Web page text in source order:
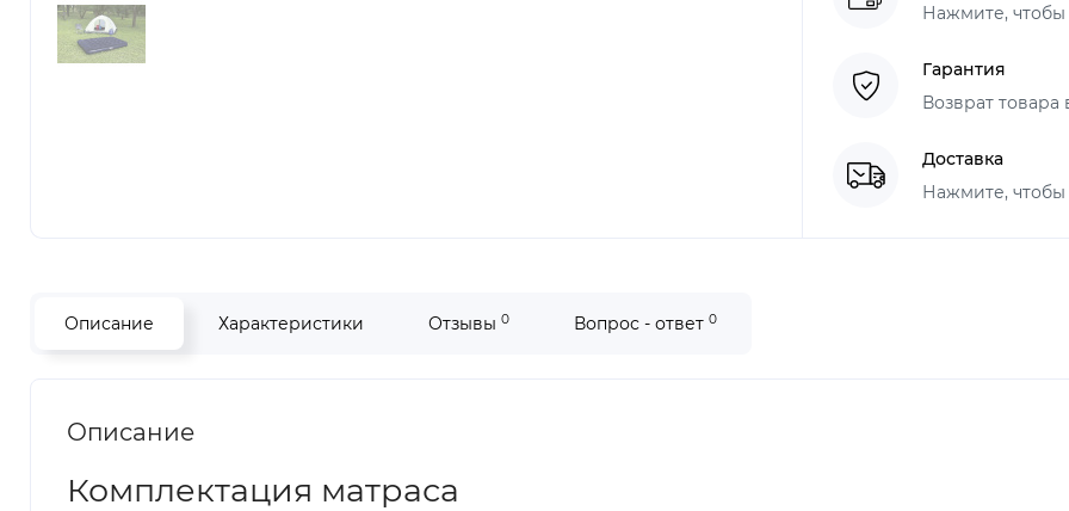
Нажмите, чтобы
Гарантия
Возврат
Доставка
Нажмите, чтобы
Описание Характеристики Отзывы 0 Вопрос - ответ 0
Описание
Комплектация матраса